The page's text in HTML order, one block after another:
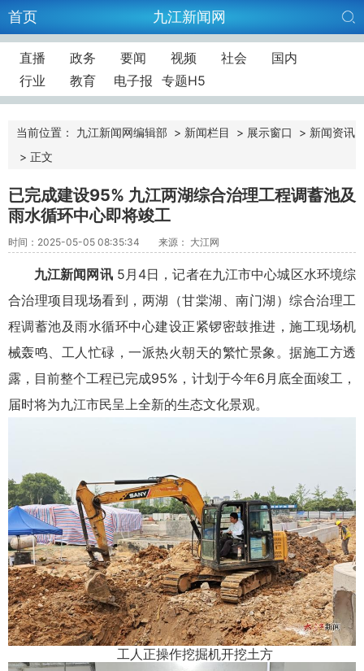
首页 九江新闻网
直播 政务 要闻 视频 社会
国内
行业
教育 电子报 专题H5
当前位置： 九江新闻网编辑部 > 新闻栏目 > 展示窗口 > 新闻资讯
> 正文
已完成建设95% 九江两湖综合治理工程调蓄池及
雨水循环中心即将竣工
时间：2025-05-05 08:35:34 来源： 大江网
九江新闻网讯5月4日，记者在九江市中心城区水环境综
合治理项目现场看到，两湖（甘棠湖、南门湖）综合治理工
程调蓄池及雨水循环中心建设正紧锣密鼓推进，施工现场机
械轰鸣、工人忙碌，一派热火朝天的繁忙景象。据施工方透
露，目前整个工程已完成95%，计划于今年6月底全面竣工，
届时将为九江市民呈上全新的生态文化景观。
工人正操作挖掘机开挖土方